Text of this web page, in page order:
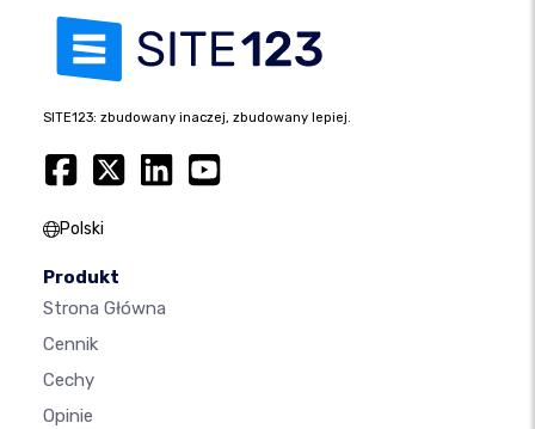
SITE123: zbudowany inaczej, zbudowany lepiej.
Polski
Produkt
Strona Główna
Cennik
Cechy
Opinie